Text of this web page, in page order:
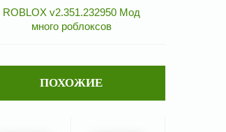
ROBLOX v2.351.232950 Мод
много роблоксов
ПОХОЖИЕ